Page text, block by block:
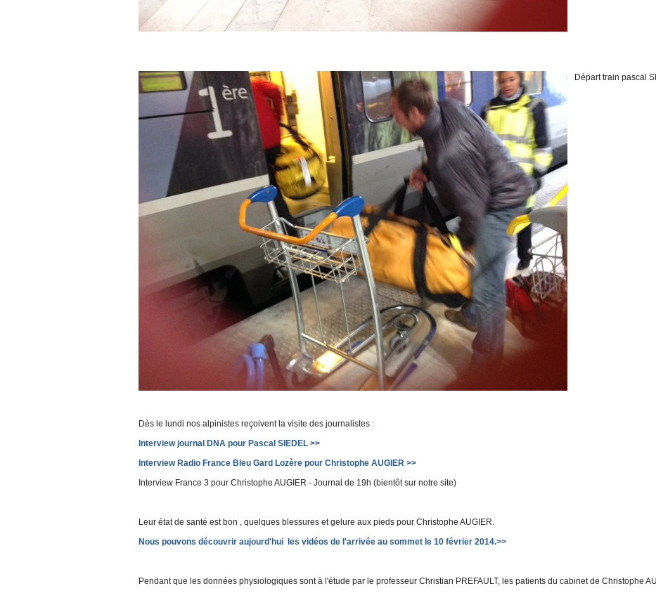
Départ train pascal
Dès le lundi nos alpinistes reçoivent la visite des journalistes :
Interview journal DNA pour Pascal SIEDEL >>
Interview Radio France Bleu Gard Lozère pour Christophe AUGIER >>
Interview France 3 pour Christophe AUGIER - Journal de 19h (bientôt sur notre site)
Leur état de santé est bon , quelques blessures et gelure aux pieds pour Christophe AUGIER.
Nous pouvons découvrir aujourd'hui les vidéos de l'arrivée au sommet le 10 février 2014.>>
Pendant que les données physiologiques sont à l'étude par le professeur Christian PREFAULT, les patients du cabinet de Christophe